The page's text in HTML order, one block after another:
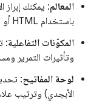
المعالم: يمكنك إبراز
باستخدام HTML أو ARIA.
المكوّنات التفاعلية:
وتأثيرات التمرير
لوحة المفاتيح:
الأبجدي) وترتيب